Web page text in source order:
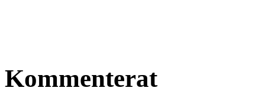
Kommenterat